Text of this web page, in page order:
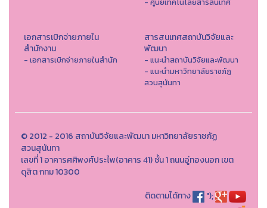
เอกสารเบิกจ่ายภายใน
สำนักงาน
- เอกสารเบิกจ่ายภายในสำนัก
สารสนเทศสถาบันวิจัยและ
พัฒนา
- แนะนำสถาบันวิจัยและพัฒนา
- แนะนำมหาวิทยาลัยราชภัฏ
สวนสุนันทา
© 2012 - 2016 สถาบันวิจัยและพัฒนา มหาวิทยาลัยราชภัฏ
สวนสุนันทา
เลขที่ 1 อาคารศศิพงศ์ประไพ(อาคาร 41) ชั้น 1 ถนนอู่ทองนอก เขต
ดุสิต กทม 10300
ติดตามได้ทาง
");